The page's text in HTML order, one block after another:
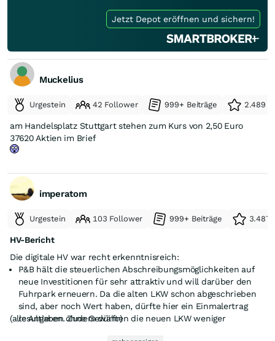
Jetzt Depot eröffnen und sichern!
Muckelius
Urgestein 42 Follower 999+ Beiträge 2.489
am Handelsplatz Stuttgart stehen zum Kurs von 2,50 Euro
37620 Aktien im Brief
imperatom
Urgestein 103 Follower 999+ Beiträge 3.487
HV-Bericht
Die digitale HV war recht erkenntnisreich:
P&B hält die steuerlichen Abschreibungsmöglichkeiten auf
neue Investitionen für sehr attraktiv und will darüber den
Fuhrpark erneuern. Da die alten LKW schon abgeschrieben
sind, aber noch Wert haben, dürfte hier ein Einmalertrag
resultieren. Zudem dürften die neuen LKW weniger
(alle Angaben ohne Gewähr)